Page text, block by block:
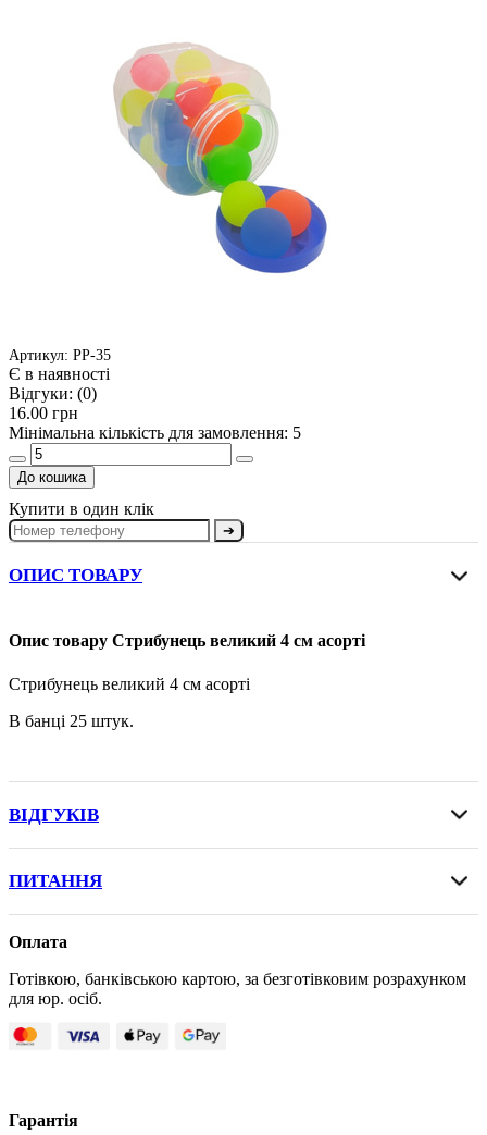
Артикул: РР-35
Є в наявності
Відгуки: (0)
16.00 грн
Мінімальна кількість для замовлення: 5
До кошика
Купити в один клік
➔
ОПИС ТОВАРУ
Опис товару Стрибунець великий 4 см асорті
Стрибунець великий 4 см асорті
В банці 25 штук.
ВІДГУКІВ
ПИТАННЯ
Оплата
Готівкою, банківською картою, за безготівковим розрахунком
для юр. осіб.
Гарантія